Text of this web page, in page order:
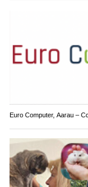
Euro Computer, Aarau –